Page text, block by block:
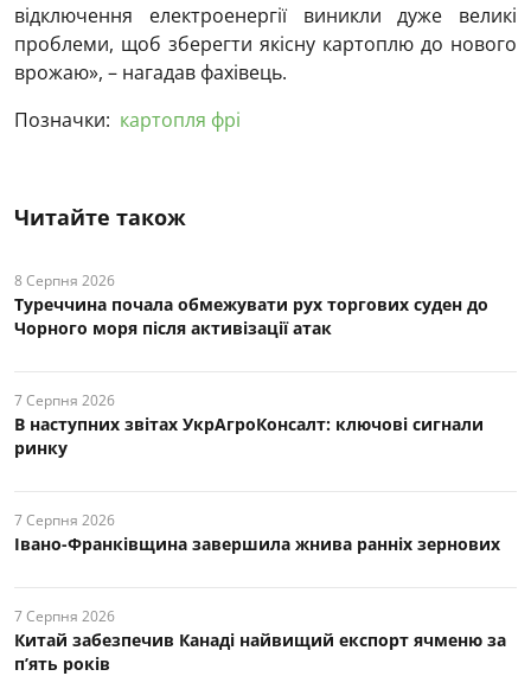
відключення електроенергії виникли дуже великі
проблеми, щоб зберегти якісну картоплю до нового
врожаю», – нагадав фахівець.
Позначки: картопля фрі
Читайте також
8 Серпня 2026
Туреччина почала обмежувати рух торгових суден до
Чорного моря після активізації атак
7 Серпня 2026
В наступних звітах УкрАгроКонсалт: ключові cигнали
ринку
7 Серпня 2026
Івано-Франківщина завершила жнива ранніх зернових
7 Серпня 2026
Китай забезпечив Канаді найвищий експорт ячменю за
п’ять років